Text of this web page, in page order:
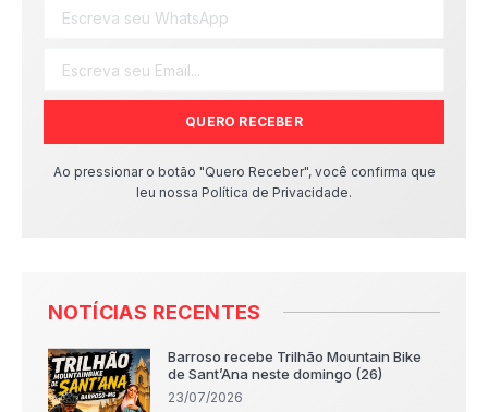
QUERO RECEBER
Ao pressionar o botão "Quero Receber", você confirma que
leu nossa Política de Privacidade.
NOTÍCIAS RECENTES
Barroso recebe Trilhão Mountain Bike
de Sant’Ana neste domingo (26)
23/07/2026